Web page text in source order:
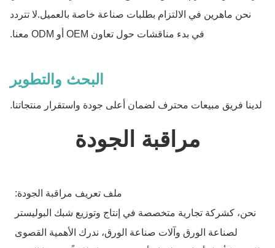
نحن ماهرين في الالتزام بطلبات صناعة خاصة بالعميل.لا تتردد
في بدء مناقشات حول تعاون OEM أو ODM معنا.
البحث والتطوير
لدينا فريق مبيعات محترف لضمان أعلى جودة واستقرار منتجاتنا.
مراقبة الجودة
ملف تعريف مراقبة الجودة:
نحن، كشركة تجارية متخصصة في إنتاج وتوزيع شبك البوليستر
لصناعة الورق وآلات صناعة الورق، ندرك الأهمية القصوى